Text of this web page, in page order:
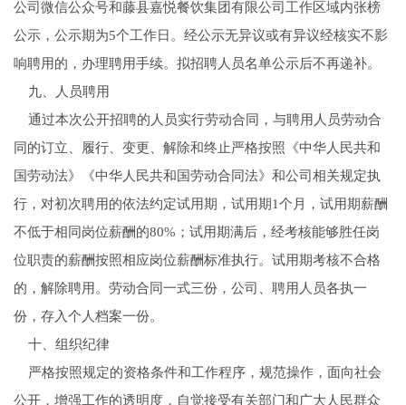
公司微信公众号和藤县嘉悦餐饮集团有限公司工作区域内张榜
公示，公示期为5个工作日。经公示无异议或有异议经核实不影
响聘用的，办理聘用手续。拟招聘人员名单公示后不再递补。
九、人员聘用
通过本次公开招聘的人员实行劳动合同，与聘用人员劳动合
同的订立、履行、变更、解除和终止严格按照《中华人民共和
国劳动法》《中华人民共和国劳动合同法》和公司相关规定执
行，对初次聘用的依法约定试用期，试用期1个月，试用期薪酬
不低于相同岗位薪酬的80%；试用期满后，经考核能够胜任岗
位职责的薪酬按照相应岗位薪酬标准执行。试用期考核不合格
的，解除聘用。劳动合同一式三份，公司、聘用人员各执一
份，存入个人档案一份。
十、组织纪律
严格按照规定的资格条件和工作程序，规范操作，面向社会
公开，增强工作的透明度，自觉接受有关部门和广大人民群众